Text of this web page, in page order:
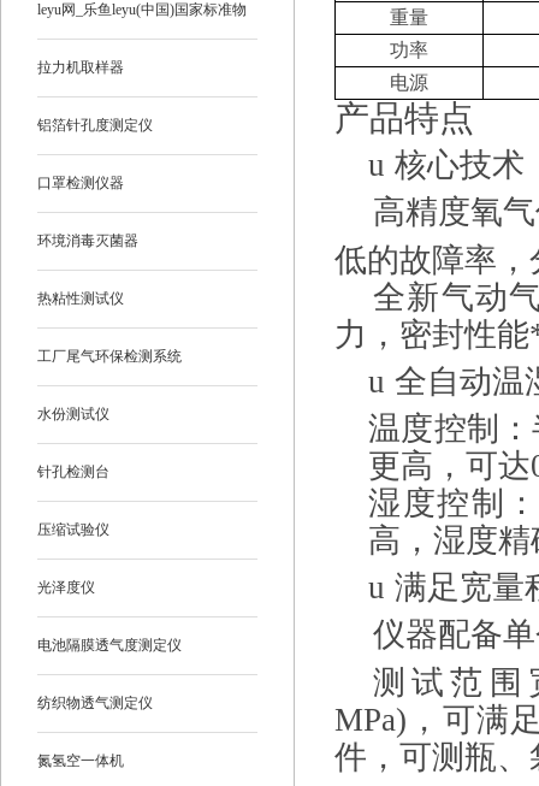
leyu网_乐鱼leyu(中国)国家标准物
质
拉力机取样器
铝箔针孔度测定仪
口罩检测仪器
环境消毒灭菌器
热粘性测试仪
工厂尾气环保检测系统
水份测试仪
针孔检测台
压缩试验仪
光泽度仪
电池隔膜透气度测定仪
纺织物透气测定仪
氮氢空一体机
重量
功率
电源
产品特点
u 核心技术
高精度氧
低的故障率，
全新气动
力，密封性
u 全自动温
温度控制
更高，可达
湿度控制
高，湿度
u 满足宽量
仪器配备
测试范围
MPa) ，可满
件，可测瓶